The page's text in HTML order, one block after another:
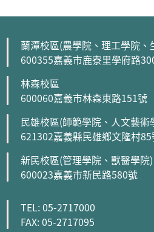
蘭潭校區(農學院、理工學院、
600355嘉義市鹿寮里學府路
林森校區
600060嘉義市林森東路151號
民雄校區(師範學院、人文藝術
621302嘉義縣民雄鄉文隆村
新民校區(管理學院、獸醫學院)
600023嘉義市新民路580號
TEL: 05-2717000
FAX: 05-2717095